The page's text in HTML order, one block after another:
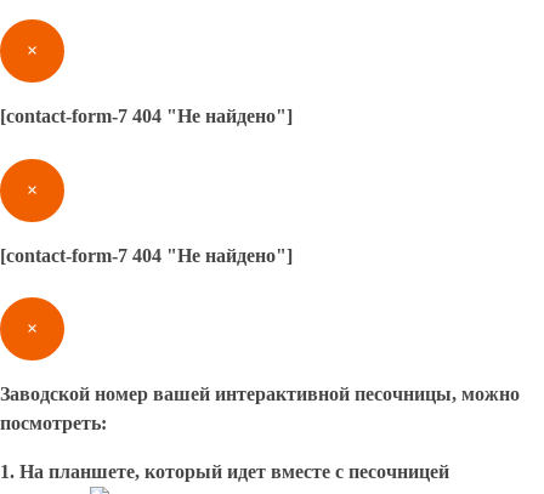
×
[contact-form-7 404 "Не найдено"]
×
[contact-form-7 404 "Не найдено"]
×
Заводской номер вашей интерактивной песочницы, можно
посмотреть:
1. На планшете, который идет вместе с песочницей